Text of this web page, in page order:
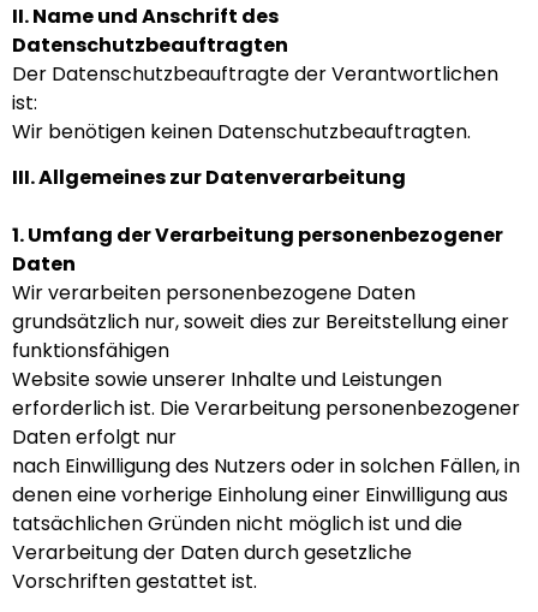
II. Name und Anschrift des
Datenschutzbeauftragten
Der Datenschutzbeauftragte der Verantwortlichen
ist:
Wir benötigen keinen Datenschutzbeauftragten.
III. Allgemeines zur Datenverarbeitung
1. Umfang der Verarbeitung personenbezogener
Daten
Wir verarbeiten personenbezogene Daten
grundsätzlich nur, soweit dies zur Bereitstellung einer
funktionsfähigen
Website sowie unserer Inhalte und Leistungen
erforderlich ist. Die Verarbeitung personenbezogener
Daten erfolgt nur
nach Einwilligung des Nutzers oder in solchen Fällen, in
denen eine vorherige Einholung einer Einwilligung aus
tatsächlichen Gründen nicht möglich ist und die
Verarbeitung der Daten durch gesetzliche
Vorschriften gestattet ist.